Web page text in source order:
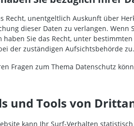
Recht, unentgeltlich Auskunft über
dieser Daten zu verlangen.
Sie das Recht, unter
der zuständigen Aufsichtsbehörde zu.
Fragen zum Thema Datenschutz
und Tools von
kann Ihr Surf-Verhalten